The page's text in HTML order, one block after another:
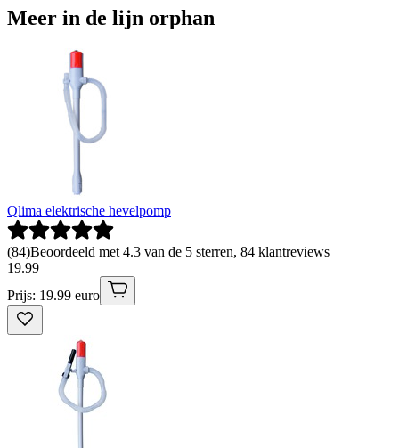
Meer in de lijn orphan
Qlima elektrische hevelpomp
(84)Beoordeeld met 4.3 van de 5 sterren, 84 klantreviews
19.99
Prijs: 19.99 euro